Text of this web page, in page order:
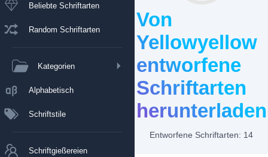
Beliebte Schriftarten
Random Schriftarten
Kategorien
Alphabetisch
Schriftstile
Schriftgießereien
Von
Yellowyellow
entworfene
Schriftarten
herunterladen
Entworfene Schriftarten: 14